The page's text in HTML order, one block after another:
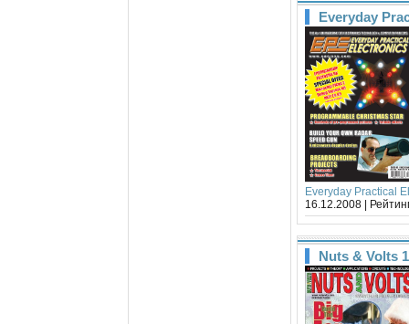
Everyday
Everyday Practical
16.12.2008 |
Nuts & Volts